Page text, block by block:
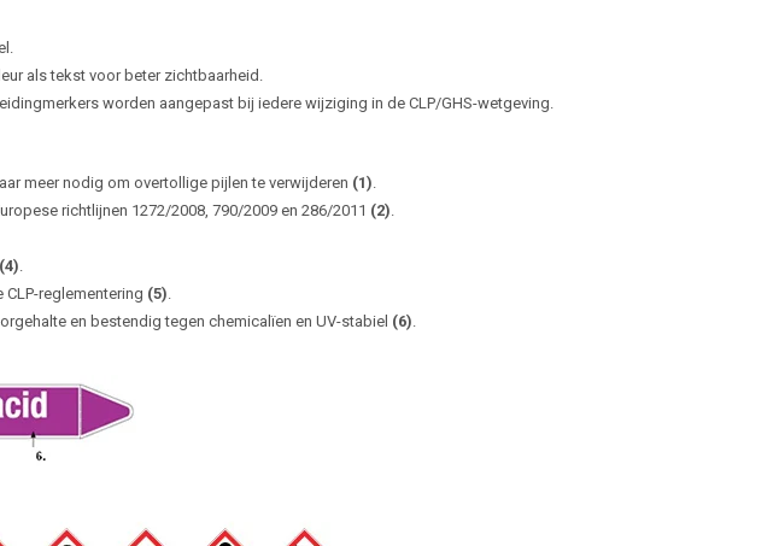
als tekst voor beter zichtbaarheid.
worden aangepast bij iedere wijziging in de CLP/GHS-wetgeving.
meer nodig om overtollige pijlen te verwijderen (1)
richtlijnen 1272/2008, 790/2009 en 286/2011 (2)
(4)
reglementering (5)
en bestendig tegen chemicalïen en UV-stabiel (6)